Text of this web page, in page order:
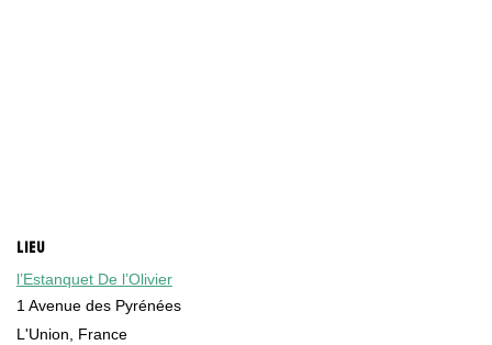
LIEU
l’Estanquet De l’Olivier
1 Avenue des Pyrénées
L'Union, France